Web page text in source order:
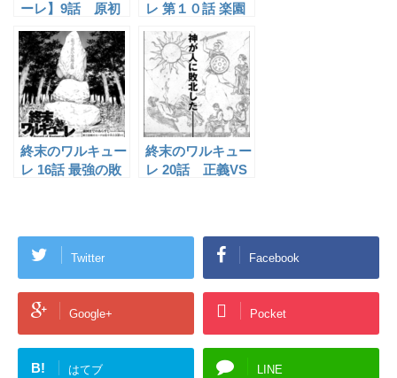
ーレ】9話 原初
レ 第１０話 楽園
終末のワルキュー
レ 16話 最強の敗
終末のワルキュー
レ 20話 正義VS
Twitter Facebook
Google+ Pocket
B! はてブ LINE